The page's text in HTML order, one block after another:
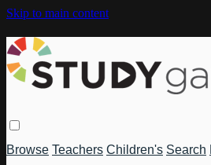
Skip to main content
Browse Teachers Children's Search